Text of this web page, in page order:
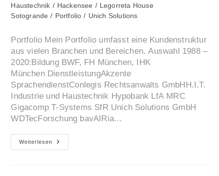
Kategorie:
Haustechnik / Hackensee / Legorreta House
Sotogrande / Portfolio / Unich Solutions
Portfolio Mein Portfolio umfasst eine Kundenstruktur
aus vielen Branchen und Bereichen. Auswahl 1988 –
2020:Bildung BWF, FH München, IHK
München DienstleistungAkzente
SprachendienstConlegis Rechtsanwalts GmbHH.I.T.
Industrie und Haustechnik Hypobank LfA MRC
Gigacomp T-Systems SfR Unich Solutions GmbH
WDTecForschung bavAIRia…
Weiterlesen Portfolio